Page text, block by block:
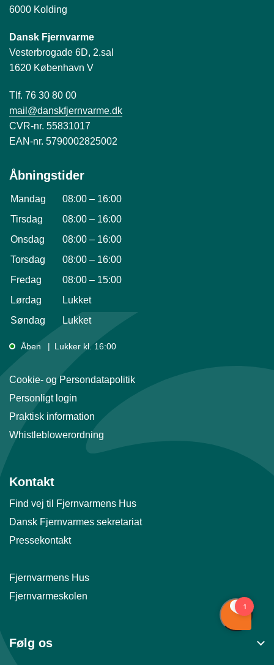
6000 Kolding
Dansk Fjernvarme
Vesterbrogade 6D, 2.sal
1620 København V
Tlf. 76 30 80 00
mail@danskfjernvarme.dk
CVR-nr. 55831017
EAN-nr. 5790002825002
Åbningstider
Mandag 08:00 – 16:00
Tirsdag
08:00 – 16:00
Onsdag
08:00 – 16:00
Torsdag
08:00 – 16:00
Fredag
08:00 – 15:00
Lørdag
Lukket
Søndag
Lukket
Åben Lukker kl. 16:00
Cookie- og Persondatapolitik
Personligt login
Praktisk information
Whistleblowerordning
Kontakt
Find vej til Fjernvarmens Hus
Dansk Fjernvarmes sekretariat
Pressekontakt
Fjernvarmens Hus
Fjernvarmeskolen
Følg os